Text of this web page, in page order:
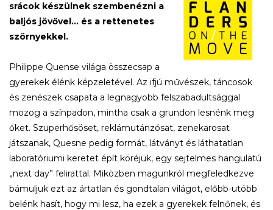
srácok készülnek szembenézni a
baljós jövővel... és a rettenetes
szörnyekkel.
Philippe Quense világa összecsap a
gyerekek élénk képzeletével. Az ifjú művészek, táncosok
és zenészek csapata a legnagyobb felszabadultsággal
mozog a színpadon, mintha csak a grundon lesnénk meg
őket. Szuperhősöset, reklámutánzósat, zenekarosat
játszanak, Quesne pedig formát, látványt és láthatatlan
laboratóriumi keretet épít köréjük, egy sejtelmes hangulatú
„next day” felirattal. Miközben magunkról megfeledkezve
bámuljuk ezt az ártatlan és gondtalan világot, előbb-utóbb
belénk hasít, hogy mi lesz, ha ezek a gyerekek felnőnek, és